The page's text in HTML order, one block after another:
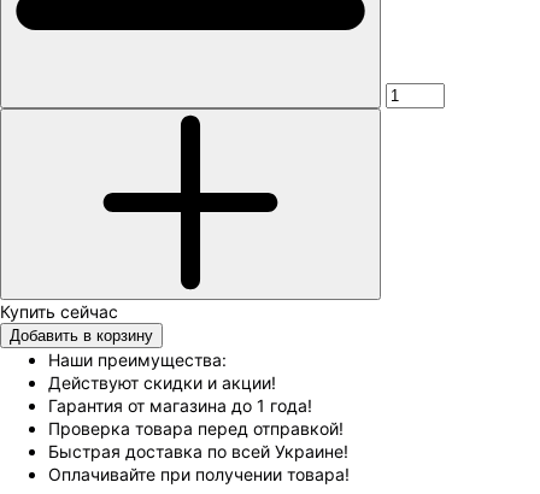
Добавить в корзину
Наши преимущества:
Действуют скидки и акции!
Гарантия от магазина до 1 года!
Проверка товара перед отправкой!
Быстрая доставка по всей Украине!
Оплачивайте при получении товара!